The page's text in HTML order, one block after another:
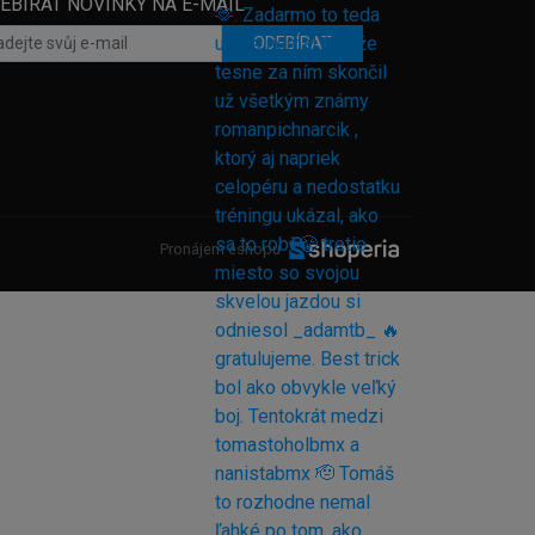
ODEBÍRAT
Pronájem eshopu